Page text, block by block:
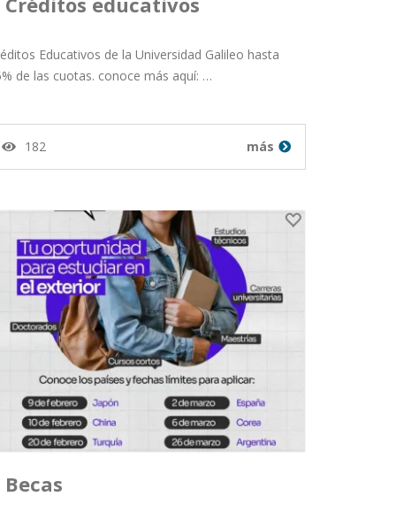
Universidad Galileo
Berdugo desde Guatemala en
30-03-26
Educativos de la Universidad Galileo hasta
de las cuotas. conoce más aquí: …
182 más
Becas